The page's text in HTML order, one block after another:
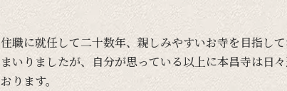
住職に就任して二十数年、 親しみやすいお寺を目指して
まいりましたが、自分が思っている以上に本昌寺は日々
おります。